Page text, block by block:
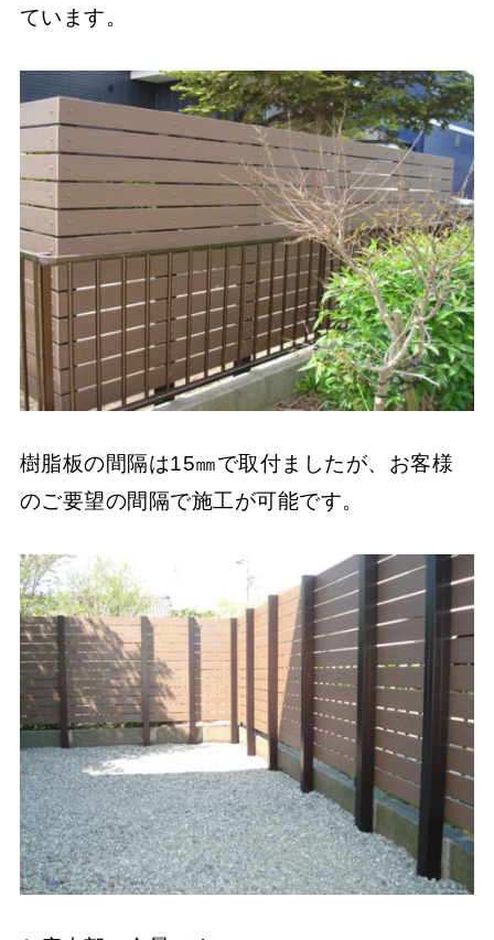
ています。
樹脂板の間隔は15㎜で取付ましたが、お客様
のご要望の間隔で施工が可能です。